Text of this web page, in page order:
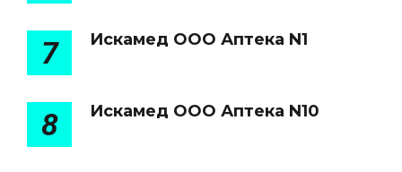
7 Искамед ООО Аптека N1
8 Искамед ООО Аптека N10